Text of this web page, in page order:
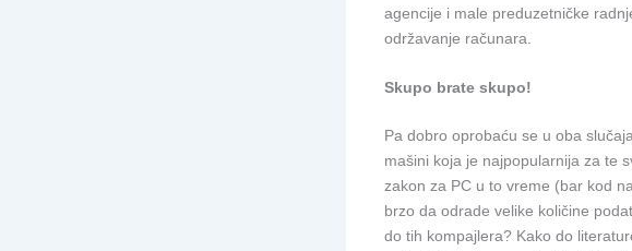
agencije i male preduzetničke
održavanje računara.
Skupo brate skupo!
Pa dobro oprobaću se u oba
mašini koja je najpopularnija za te
zakon za PC u to vreme (bar kod
brzo da odrade velike količine
do tih kompajlera? Kako do